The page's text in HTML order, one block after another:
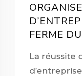
FERME
La réussite